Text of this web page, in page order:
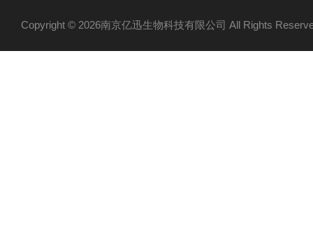
Copyright © 2026南京亿迅生物科技有限公司 All Rights